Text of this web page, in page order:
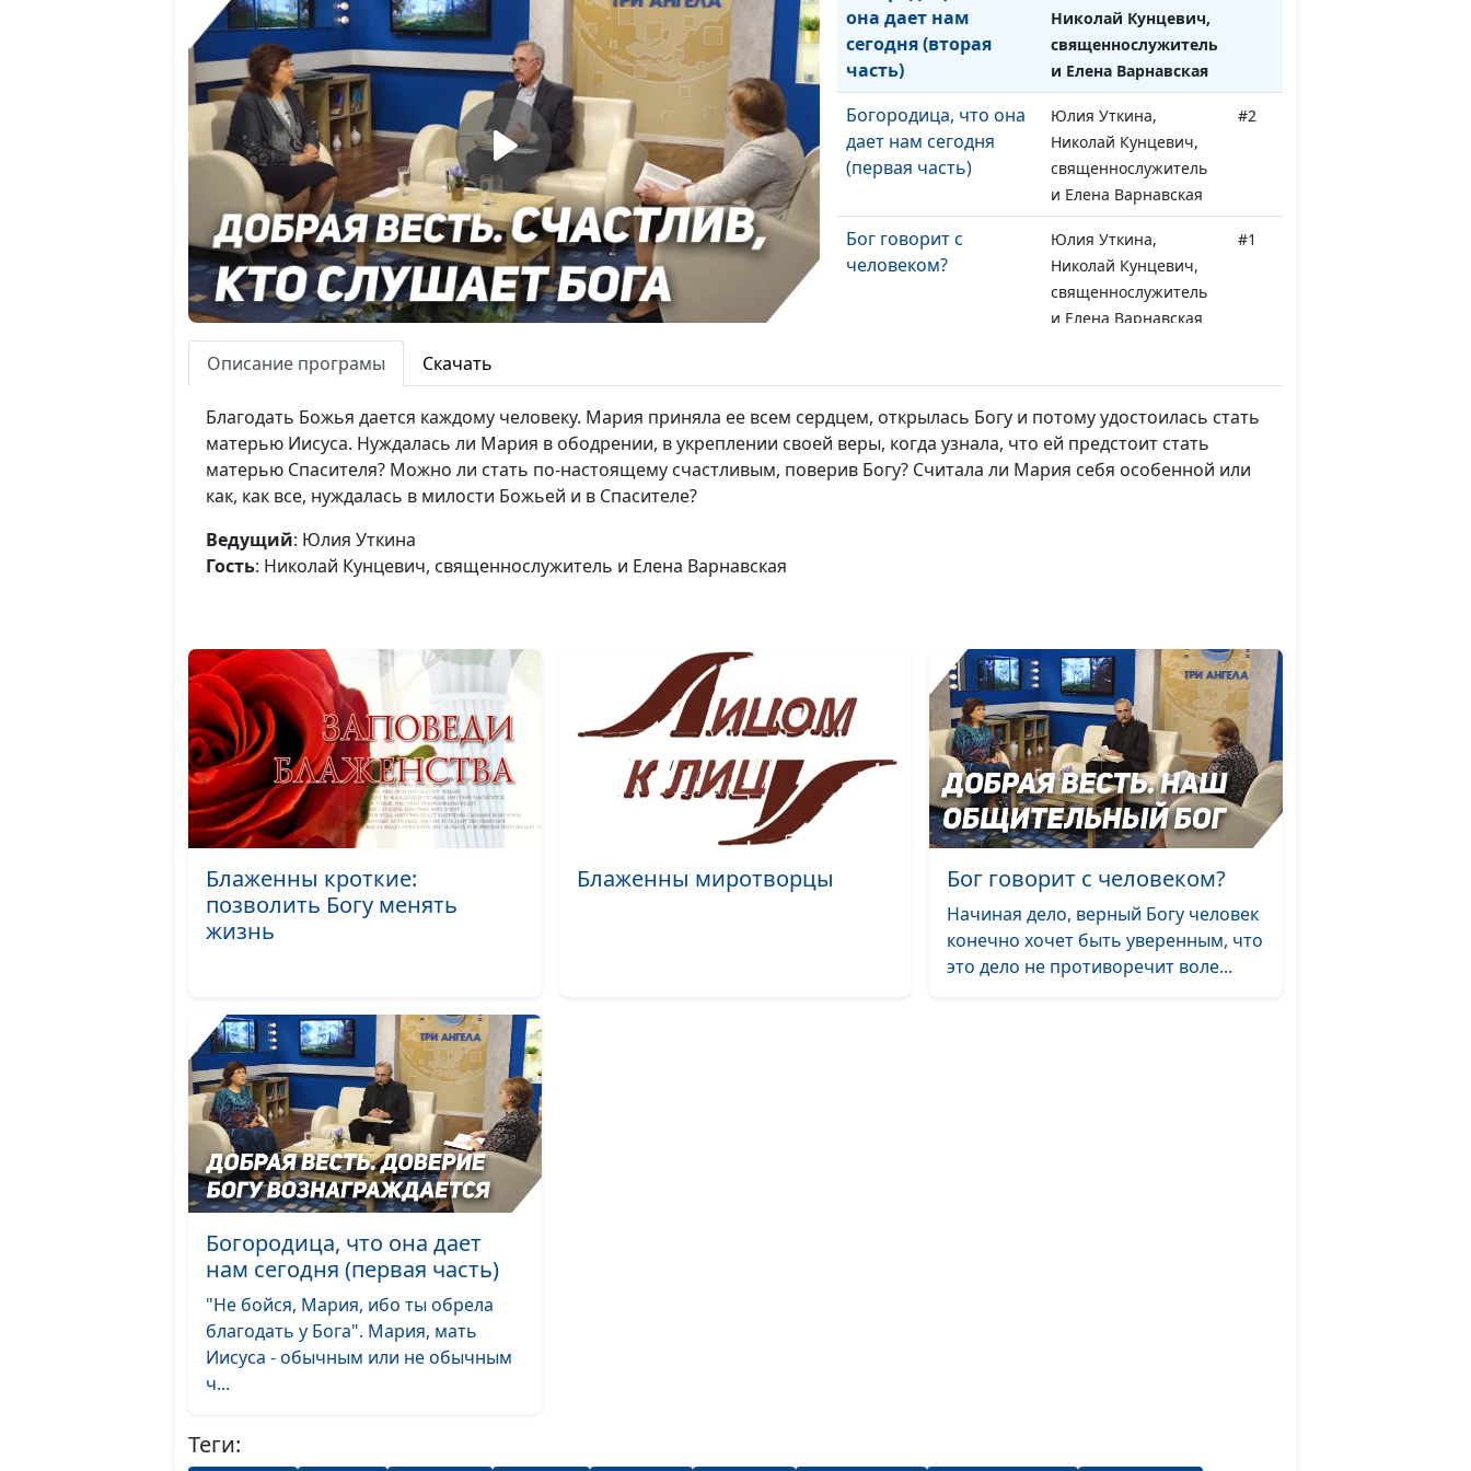
она дает нам
сегодня (вторая
часть)
Николай Кунцевич,
священнослужитель
и Елена Варнавская
Богородица, что она
дает нам сегодня
(первая часть)
Юлия Уткина,
Николай Кунцевич,
священнослужитель
и Елена Варнавская
#2
Бог говорит с
человеком?
Юлия Уткина,
Николай Кунцевич,
священнослужитель
и Елена Варнавская
#1
Описание програмы Скачать
Благодать Божья дается каждому человеку. Мария приняла ее всем сердцем, открылась Богу и потому удостоилась стать
матерью Иисуса. Нуждалась ли Мария в ободрении, в укреплении своей веры, когда узнала, что ей предстоит стать
матерью Спасителя? Можно ли стать по-настоящему счастливым, поверив Богу? Считала ли Мария себя особенной или
как, как все, нуждалась в милости Божьей и в Спасителе?
Ведущий: Юлия Уткина
Гость: Николай Кунцевич, священнослужитель и Елена Варнавская
Блаженны кроткие:
позволить Богу менять
жизнь
Блаженны миротворцы Бог говорит с человеком?
Начиная дело, верный Богу человек
конечно хочет быть уверенным, что
это дело не противоречит воле...
Богородица, что она дает
нам сегодня (первая часть)
"Не бойся, Мария, ибо ты обрела
благодать у Бога". Мария, мать
Иисуса - обычным или не обычным
ч...
Теги: